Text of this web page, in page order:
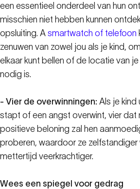
een essentieel onderdeel van hun
misschien niet hebben kunnen
opsluiting. A smartwatch of telefoon
zenuwen van zowel jou als je kind,
elkaar kunt bellen of de locatie van
nodig is.
- Vier de overwinningen: Als je kind
stapt of een angst overwint, vier dat
positieve beloning zal hen
proberen, waardoor ze zelfstandiger
mettertijd veerkrachtiger.
Wees een spiegel voor gedrag